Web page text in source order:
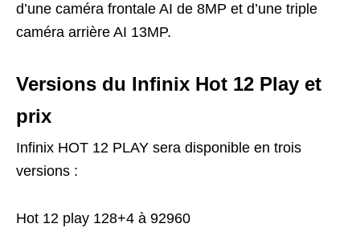
d’une caméra frontale AI de 8MP et d’une triple
caméra arrière AI 13MP.
Versions du Infinix Hot 12 Play et
prix
Infinix HOT 12 PLAY sera disponible en trois
versions :
Hot 12 play 128+4 à 92960